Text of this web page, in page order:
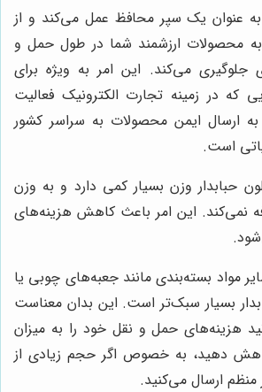
به عنوان یک سپر محافظ عمل می‌کند و از
محصولات ارزشمند شما در طول حمل و
جلوگیری می‌کند. این امر به ویژه برای
که در زمینه تجارت الکترونیک فعالیت
به ارسال ایمن محصولات به سراسر کشور
است.
حبابدار وزن بسیار کمی دارد و به وزن
نمی‌کند. این امر باعث کاهش هزینه‌های
مواد بسته‌بندی مانند جعبه‌های چوبی یا
بسیار سبک‌تر است. این بدان معناست
هزینه‌های حمل و نقل خود را به میزان
دهید، به خصوص اگر حجم زیادی از
منظم ارسال می‌کنید.